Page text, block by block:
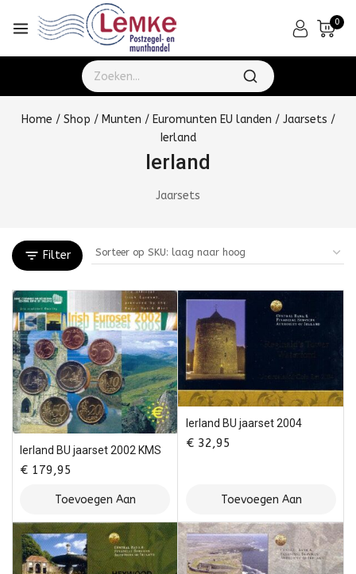
0
Home / Shop / Munten / Euromunten EU landen / Jaarsets /
Ierland
Ierland
Jaarsets
Filter
Ierland BU jaarset 2002 KMS
€ 179,95
Toevoegen Aan
Winkelwagen
Ierland BU jaarset 2004
€ 32,95
Toevoegen Aan
Winkelwagen